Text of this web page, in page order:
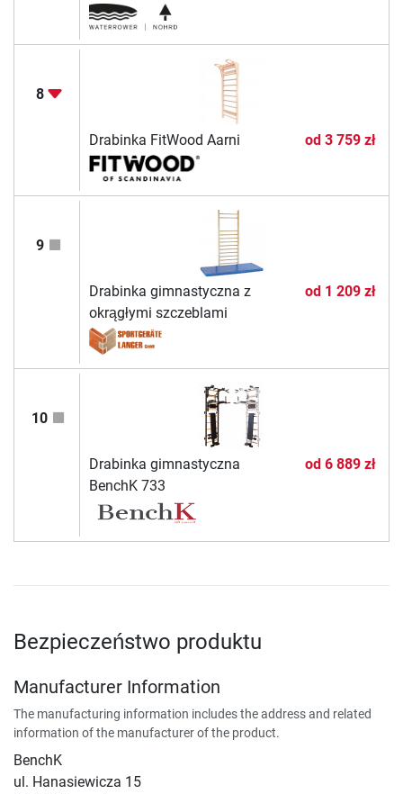
8
Drabinka FitWood Aarni od 3 759 zł
9
Drabinka gimnastyczna z
okrągłymi szczeblami
od 1 209 zł
10
Drabinka gimnastyczna
BenchK 733
od 6 889 zł
Bezpieczeństwo produktu
Manufacturer Information
The manufacturing information includes the address and related
information of the manufacturer of the product.
BenchK
ul. Hanasiewicza 15